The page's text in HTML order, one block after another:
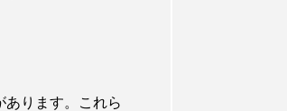
ります。これら